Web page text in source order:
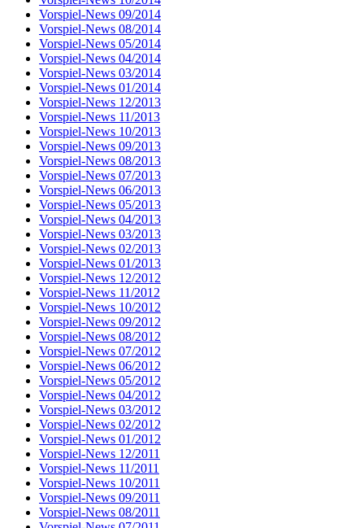
Vorspiel-News 09/2014
Vorspiel-News 08/2014
Vorspiel-News 05/2014
Vorspiel-News 04/2014
Vorspiel-News 03/2014
Vorspiel-News 01/2014
Vorspiel-News 12/2013
Vorspiel-News 11/2013
Vorspiel-News 10/2013
Vorspiel-News 09/2013
Vorspiel-News 08/2013
Vorspiel-News 07/2013
Vorspiel-News 06/2013
Vorspiel-News 05/2013
Vorspiel-News 04/2013
Vorspiel-News 03/2013
Vorspiel-News 02/2013
Vorspiel-News 01/2013
Vorspiel-News 12/2012
Vorspiel-News 11/2012
Vorspiel-News 10/2012
Vorspiel-News 09/2012
Vorspiel-News 08/2012
Vorspiel-News 07/2012
Vorspiel-News 06/2012
Vorspiel-News 05/2012
Vorspiel-News 04/2012
Vorspiel-News 03/2012
Vorspiel-News 02/2012
Vorspiel-News 01/2012
Vorspiel-News 12/2011
Vorspiel-News 11/2011
Vorspiel-News 10/2011
Vorspiel-News 09/2011
Vorspiel-News 08/2011